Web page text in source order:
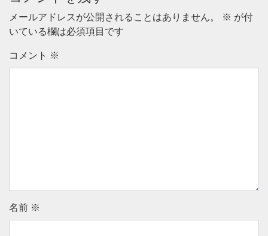
メールアドレスが公開されることはありません。 ※ が付
いている欄は必須項目です
コメント ※
名前 ※